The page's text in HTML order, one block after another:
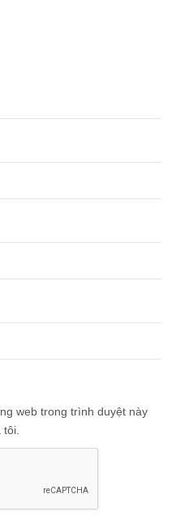
web trong trình duyệt này
tôi.